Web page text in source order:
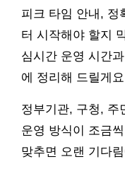
피크 타임 안내, 정
터 시작해야 할지
심시간 운영 시간
에 정리해 드릴게
정부기관, 구청, 주
운영 방식이 조금
맞추면 오랜 기다